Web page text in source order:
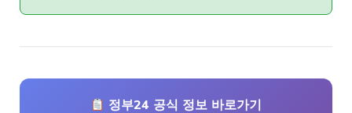
정부24 공식 정보 바로가기